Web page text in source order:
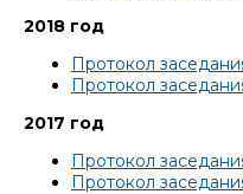
2018 год
Протокол
Протокол
2017 год
Протокол
Протокол